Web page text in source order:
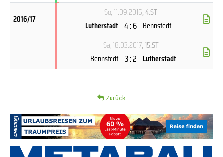
2016/17
So, 11.09.2016, 4.ST
Lutherstadt 4 : 6 Bennstedt
Sa, 18.03.2017, 15.ST
Bennstedt 3 : 2 Lutherstadt
Zurück